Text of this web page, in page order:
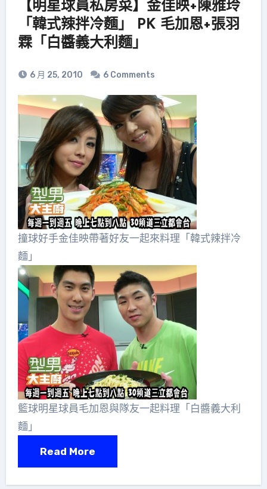
【明星球員私房菜】金佳映+陳雅玲
「韓式辣拌冷麵」 PK 毛加恩+張羽
霖「白醬義大利麵」
6 月 25, 2010 6 Comments
撞球好手金佳映帶著好友一起來料理「韓式辣拌冷
麵」
籃球明星球員毛加恩與隊友一起料理「白醬義大利
麵」
Read More